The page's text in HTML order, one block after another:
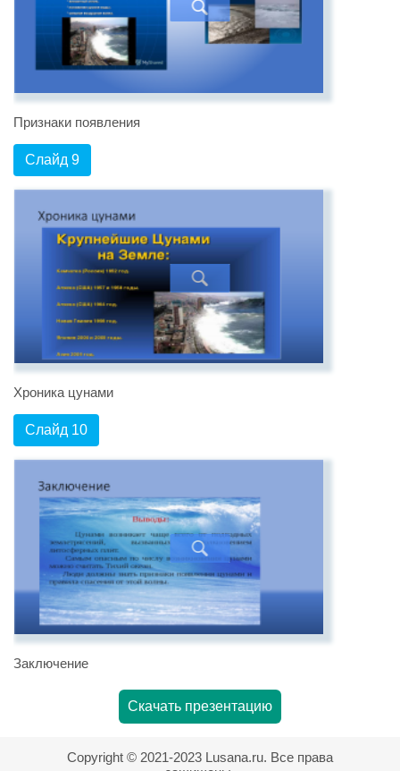
Признаки появления
Слайд 9
Хроника цунами
Слайд 10
Заключение
Скачать презентацию
Copyright © 2021-2023 Lusana.ru. Все права